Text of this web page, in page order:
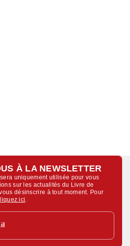
À LA NEWSLETTER
uniquement utilisée pour vous
sur les actualités du Livre de
désinscrire à tout moment. Pour
ici